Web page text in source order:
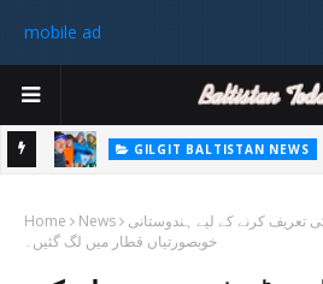
mobile ad
GILGIT BALTISTAN NEWS
میٹر چوٹی سر کیHome News
تعریف کرنے کے لیے ہندوستانی
خوبصورتیاں قطار میں لگ گئیں۔